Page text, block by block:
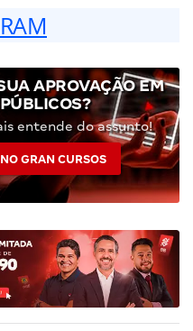
APROVAÇÃO EM
entende do assunto!
GRAN CURSOS